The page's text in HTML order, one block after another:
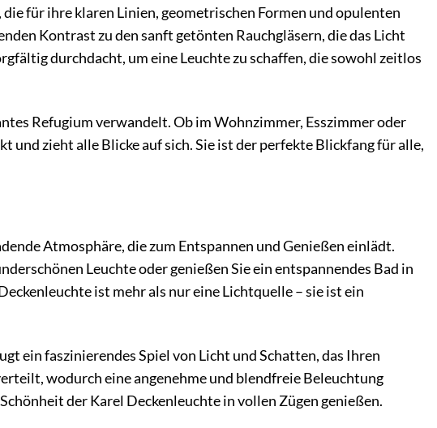
für ihre klaren Linien, geometrischen Formen und opulenten
Kontrast zu den sanft getönten Rauchgläsern, die das Licht
durchdacht, um eine Leuchte zu schaffen, die sowohl zeitlos
Refugium verwandelt. Ob im Wohnzimmer, Esszimmer oder
zieht alle Blicke auf sich. Sie ist der perfekte Blickfang für alle,
Atmosphäre, die zum Entspannen und Genießen einlädt.
Leuchte oder genießen Sie ein entspannendes Bad in
ist mehr als nur eine Lichtquelle – sie ist ein
ein faszinierendes Spiel von Licht und Schatten, das Ihren
wodurch eine angenehme und blendfreie Beleuchtung
der Karel Deckenleuchte in vollen Zügen genießen.